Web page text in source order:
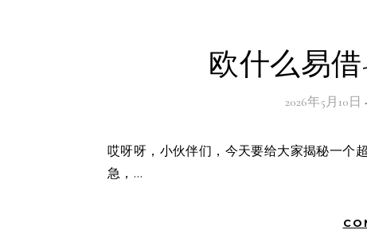
欧什么易
2026年5月10日
哎呀呀，小伙伴们，今天要给大家揭秘一个超厉害的涨粉神器——“欧什么易借”到底是个啥玩意儿？别急别
急，…